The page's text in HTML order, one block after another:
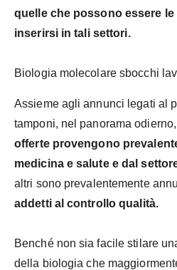
quelle che possono essere
inserirsi in tali settori.
Biologia molecolare sbocchi
Assieme agli annunci legati al
tamponi, nel panorama
offerte provengono
medicina e salute e dal
altri sono prevalentemente
addetti al controllo qualità.
Benché non sia facile stilare
della biologia che